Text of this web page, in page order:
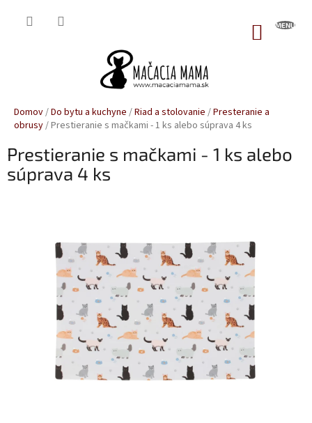
Domov/Do bytu a kuchyne /Riad a stolovanie /Presteranie a
obrusy/Prestieranie s mačkami - 1 ks alebo súprava 4 ks
Prestieranie s mačkami - 1 ks alebo
súprava 4 ks